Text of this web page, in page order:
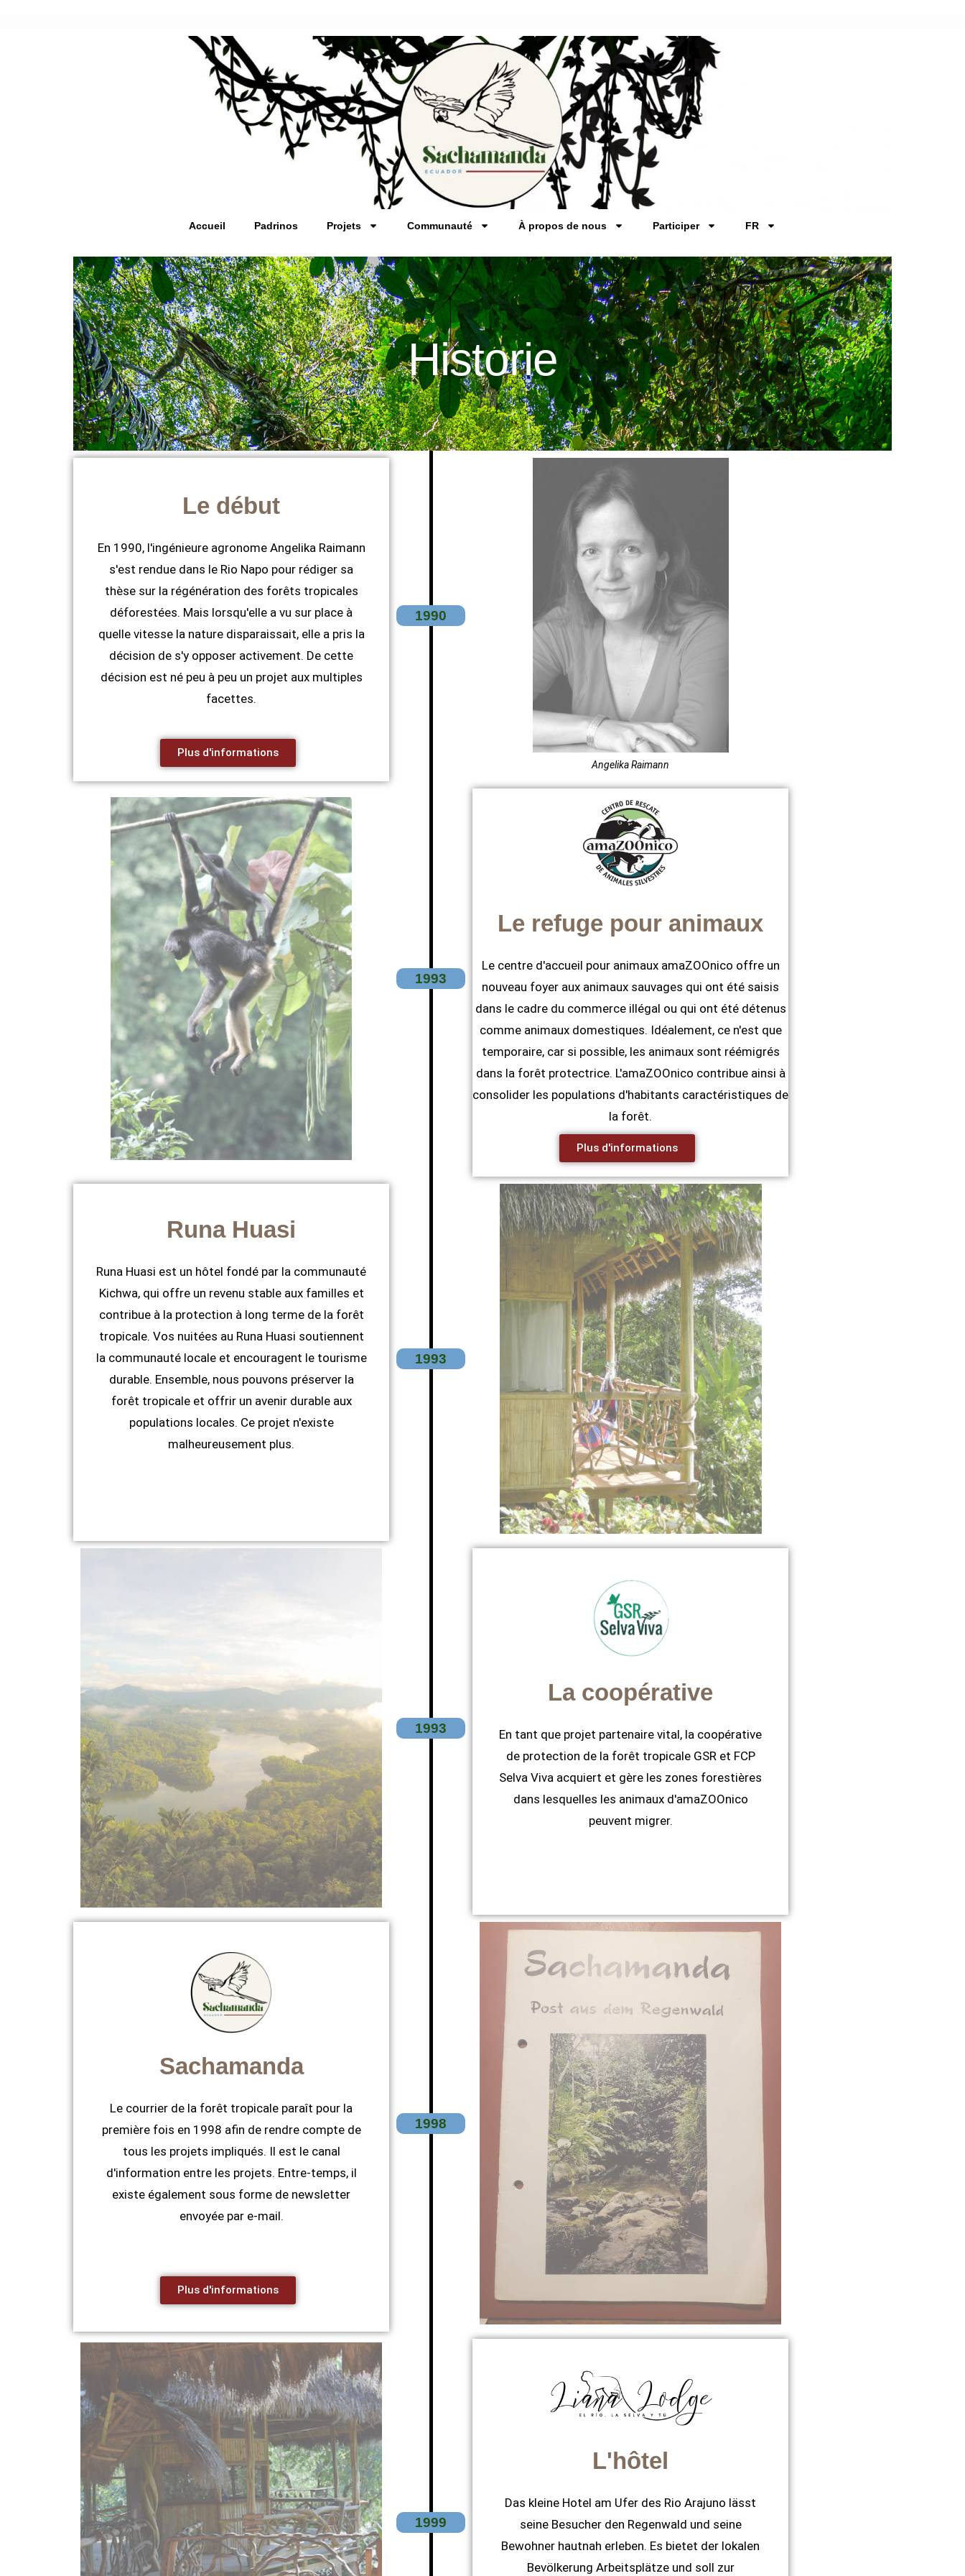
Accueil Padrinos Projets Communauté À propos de nous Participer FR
Historie
Le début
En 1990, l'ingénieure agronome Angelika Raimann
s'est rendue dans le Rio Napo pour rédiger sa
thèse sur la régénération des forêts tropicales
déforestées. Mais lorsqu'elle a vu sur place à
quelle vitesse la nature disparaissait, elle a pris la
décision de s'y opposer activement. De cette
décision est né peu à peu un projet aux multiples
facettes.
Plus d'informations
1990
Angelika Raimann
1993
Le refuge pour animaux
Le centre d'accueil pour animaux amaZOOnico offre un
nouveau foyer aux animaux sauvages qui ont été saisis
dans le cadre du commerce illégal ou qui ont été détenus
comme animaux domestiques. Idéalement, ce n'est que
temporaire, car si possible, les animaux sont réémigrés
dans la forêt protectrice. L'amaZOOnico contribue ainsi à
consolider les populations d'habitants caractéristiques de
la forêt.
Plus d'informations
Runa Huasi
Runa Huasi est un hôtel fondé par la communauté
Kichwa, qui offre un revenu stable aux familles et
contribue à la protection à long terme de la forêt
tropicale. Vos nuitées au Runa Huasi soutiennent
la communauté locale et encouragent le tourisme
durable. Ensemble, nous pouvons préserver la
forêt tropicale et offrir un avenir durable aux
populations locales. Ce projet n'existe
malheureusement plus.
1993
1993
La coopérative
En tant que projet partenaire vital, la coopérative
de protection de la forêt tropicale GSR et FCP
Selva Viva acquiert et gère les zones forestières
dans lesquelles les animaux d'amaZOOnico
peuvent migrer.
Sachamanda
Le courrier de la forêt tropicale paraît pour la
première fois en 1998 afin de rendre compte de
tous les projets impliqués. Il est le canal
d'information entre les projets. Entre-temps, il
existe également sous forme de newsletter
envoyée par e-mail.
Plus d'informations
1998
1999
L'hôtel
Das kleine Hotel am Ufer des Rio Arajuno lässt
seine Besucher den Regenwald und seine
Bewohner hautnah erleben. Es bietet der lokalen
Bevölkerung Arbeitsplätze und soll zur